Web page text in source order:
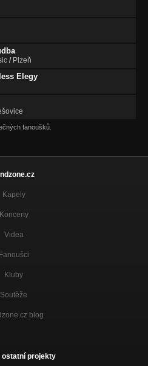
/ Plzeň
Elegy
fanoušků.
Kapely
Koncerty
Videa
Fanoušci
Kluby
Soutěže
blog
ostatní projekty